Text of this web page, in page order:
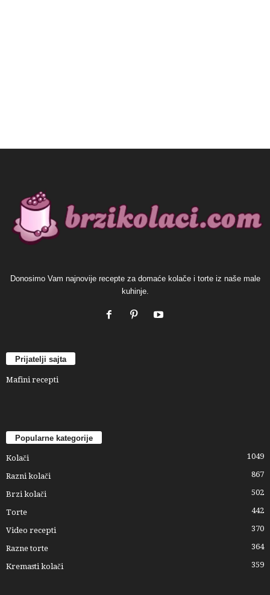
Donosimo Vam najnovije recepte za domaće kolače i torte iz naše male
kuhinje.
Prijatelji sajta
Mafini recepti
Popularne kategorije
Kolači 1049
Razni kolači 867
Brzi kolači 502
Torte 442
Video recepti 370
Razne torte 364
Kremasti kolači 359